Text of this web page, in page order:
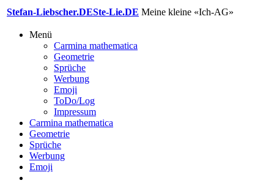
Stefan-Liebscher.DESte-Lie.DE Meine kleine «Ich-AG»
Menü
Carmina mathematica
Geometrie
Sprüche
Werbung
Emoji
ToDo/Log
Impressum
Carmina mathematica
Geometrie
Sprüche
Werbung
Emoji